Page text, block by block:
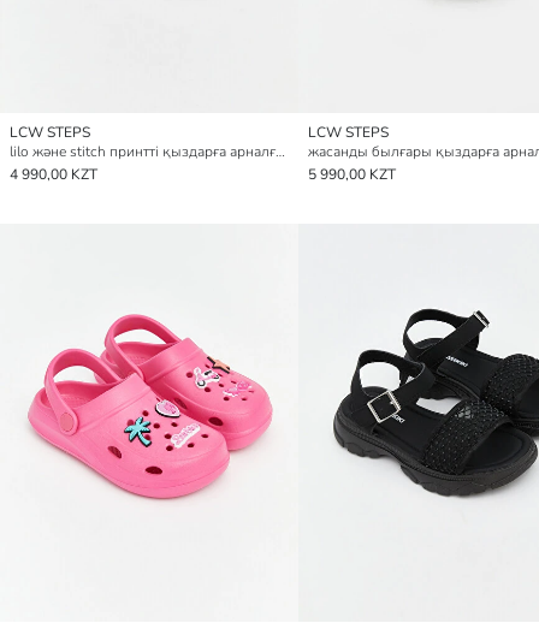
LCW STEPS
lilo және stitch принтті қыздарға арналған слайдерлер
4 990,00 KZT
LCW STEPS
5 990,00 KZT